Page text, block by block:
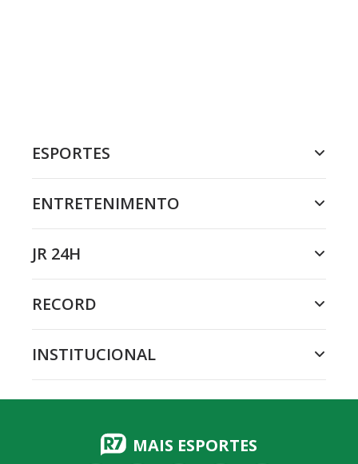
ESPORTES
ENTRETENIMENTO
JR 24H
RECORD
INSTITUCIONAL
MAIS ESPORTES